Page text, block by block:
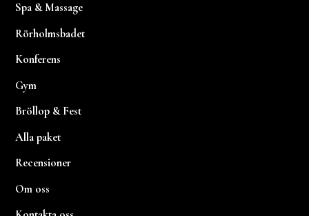
Spa & Massage
Rörholmsbadet
Konferens
Gym
Bröllop & Fest
Alla paket
Recensioner
Om oss